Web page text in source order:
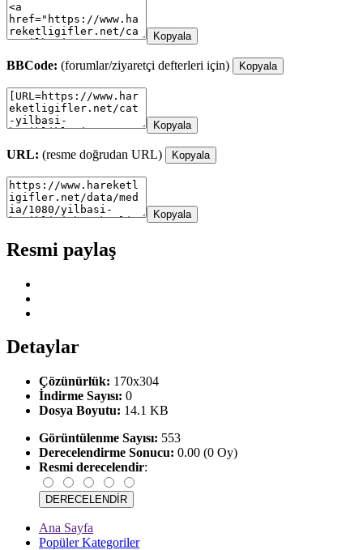
Kopyala
BBCode: (forumlar/ziyaretçi defterleri için) Kopyala
Kopyala
URL: (resme doğrudan URL) Kopyala
Kopyala
Resmi paylaş
Detaylar
Çözünürlük: 170x304
İndirme Sayısı: 0
Dosya Boyutu: 14.1 KB
Görüntülenme Sayısı: 553
Derecelendirme Sonucu: 0.00 (0 Oy)
Resmi derecelendir:
Ana Sayfa
Popüler Kategoriler